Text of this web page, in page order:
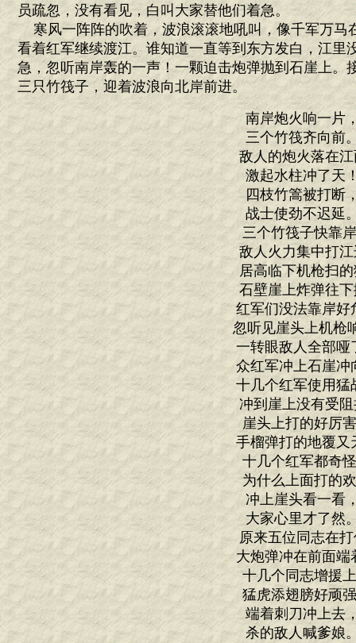
员疏忽，没有看见，白叫大家替他们着急。
寒风一阵阵的吹着，波浪滚滚地吼叫，像千军万马
看着红军继续渡江。谁知道一直等到东方发白，江里
急，忽听南岸轰的一声！一颗迫击炮弹抛到石崖上。
三只竹筏子，迎着波浪向北岸前进。
南岸炮火响一片
三个竹筏齐向前
敌人的炮火落在江
激起水柱冲了天
四枝竹篙被打断
战士使劲不迟延
三个竹筏子快靠
敌人火力集中打江
居高临下机枪扫的
石壁崖上炸弹往下
红军们没法靠岸好
忽听见崖头上机枪
一转眼敌人全部哑
众红军冲上石崖冲
十几个红军使用猛
冲到崖上没有受阻
崖头上打的好厉
手榴弹打的地覆又
十几个红军都奇
为什么上面打的
冲上崖头看一看
大家心里才了然
原来五位同志在打
大炮弹冲在前面端
十几个同志增援
猛虎添翅膀好顽
端着刺刀冲上去
杀的敌人喊爹娘